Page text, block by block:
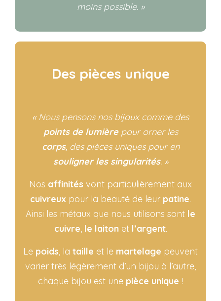
moins possible. »
Des pièces unique
« Nous pensons nos bijoux comme des
points de lumière pour orner les
corps, des pièces uniques pour en
souligner les singularités. »
Nos affinités vont particulièrement aux
cuivreux pour la beauté de leur patine.
Ainsi les métaux que nous utilisons sont le
cuivre,le laitonet l’argent.
Le poids, la taille et le martelage peuvent
varier très légèrement d’un bijou à l’autre,
chaque bijou est une pièce unique !